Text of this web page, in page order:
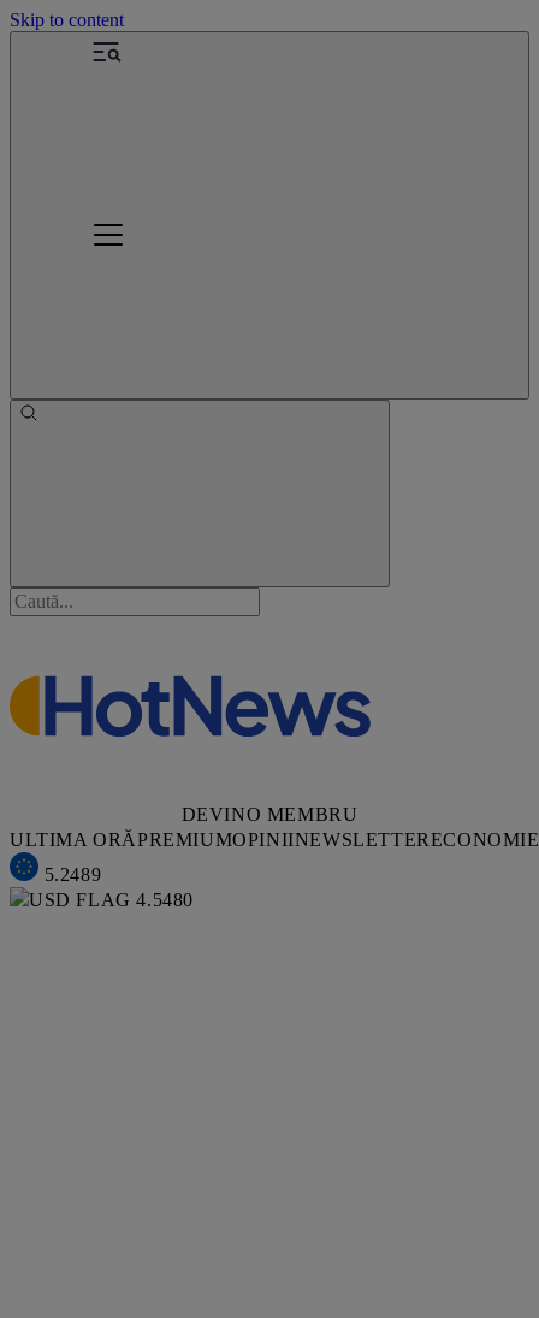
Skip to content
DEVINO MEMBRU
ULTIMA ORĂPREMIUMOPINIINEWSLETTERECONOMIE
5.2489
4.5480